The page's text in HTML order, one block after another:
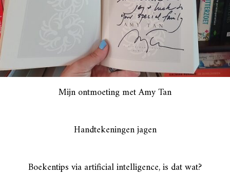
Mijn ontmoeting met Amy Tan
Handtekeningen jagen
Boekentips via artificial intelligence, is dat wat?